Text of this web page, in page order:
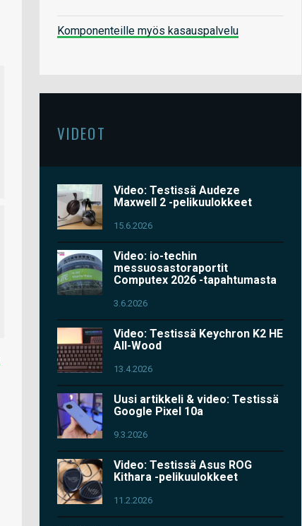
Komponenteille myös kasauspalvelu
VIDEOT
Video: Testissä Audeze
Maxwell 2 -pelikuulokkeet
15.6.2026
Video: io-techin
messuosastoraportit
Computex 2026 -tapahtumasta
3.6.2026
Video: Testissä Keychron K2 HE
All-Wood
13.4.2026
Uusi artikkeli & video: Testissä
Google Pixel 10a
9.3.2026
Video: Testissä Asus ROG
Kithara -pelikuulokkeet
11.2.2026